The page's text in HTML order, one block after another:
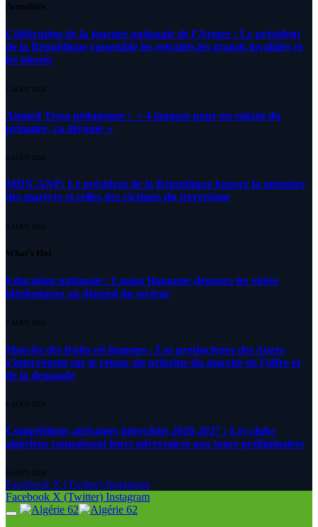
Actualités
Célébration de la journée nationale de l’Armée : Le président
de la République rassemble les retraités,les grands invalides et
les blessés
5 AOÛT 2026
Ahmed Tessa pédagogue : » 4 langues pour un enfant du
primaire, ça déroute «
4 AOÛT 2026
MDN-ANP: Le président de la République honore la mémoire
des martyrs et celles des victimes du terrorisme
4 AOÛT 2026
What's Hot
Education nationale : Louisa Hanoune dénonce les visées
idéologiques au dépend du secteur
7 AOÛT 2026
Marché des fruits est légumes : Les producteurs des Aures
s’interrogent sur le retour du principe du marché de l’offre et
de la demande
6 AOÛT 2026
Compétitions africaines interclubs 2026-2027 : Les clubs
algériens connaissent leurs adversaires aux tours préliminaires
6 AOÛT 2026
Facebook X (Twitter) Instagram
Facebook X (Twitter) Instagram